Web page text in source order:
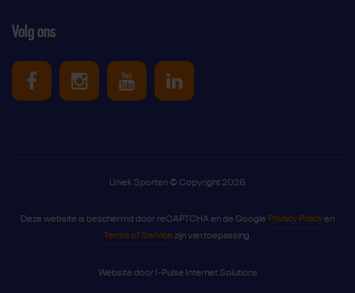
Volg ons
Uniek Sporten op Facebook
Uniek Sporten op Instagram
Uniek Sporten op Youtube
Uniek Sporten op
Uniek Sporten © Copyright 2026
Deze website is beschermd door reCAPTCHA en de Google Privacy Policyen
Terms of Servicezijn van toepassing.
Website door I-Pulse Internet Solutions